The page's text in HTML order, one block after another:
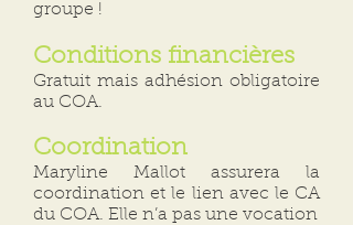
groupe !
Conditions financières
Gratuit mais adhésion obligatoire
au COA.
Coordination
Maryline Mallot assurera la
coordination et le lien avec le CA
du COA. Elle n’a pas une vocation